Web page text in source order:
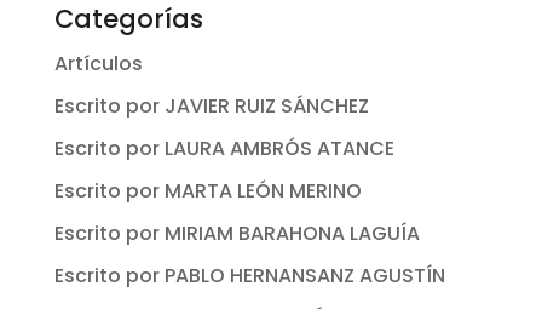
Categorías
Artículos
Escrito por JAVIER RUIZ SÁNCHEZ
Escrito por LAURA AMBRÓS ATANCE
Escrito por MARTA LEÓN MERINO
Escrito por MIRIAM BARAHONA LAGUÍA
Escrito por PABLO HERNANSANZ AGUSTÍN